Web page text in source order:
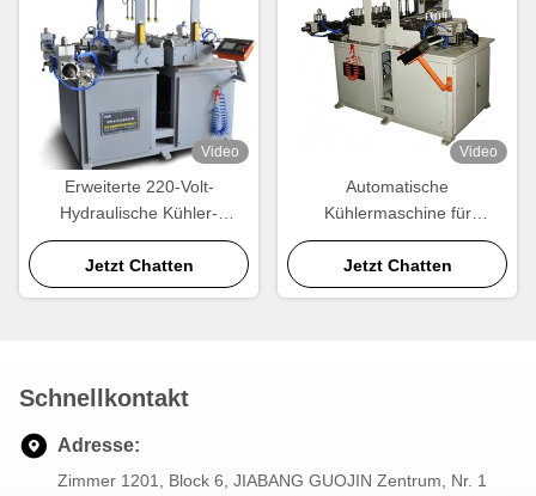
Video
Erweiterte 220-Volt-
Hydraulische Kühler-
Clinching-Maschine für
Automotive-Kunststofftanks
Jetzt Chatten
Video
Automatische
Kühlermaschine für
Plastikbehälter 220V
Hochgeschwindigkeits-
Kühlerkühler
Jetzt Chatten
Schnellkontakt
Adresse:
Zimmer 1201, Block 6, JIABANG GUOJIN Zentrum, Nr. 1